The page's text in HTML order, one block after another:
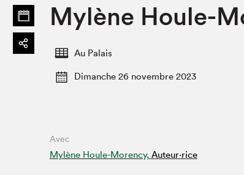
Horaires et tarifs
Plan du Salon
Se rendre au Salon
Restauration
Projets partenaires
Mylène Houle-
Au Palais
Dimanche 26 novembre 2023
Avec
Mylène Houle-Morency, Auteur·rice